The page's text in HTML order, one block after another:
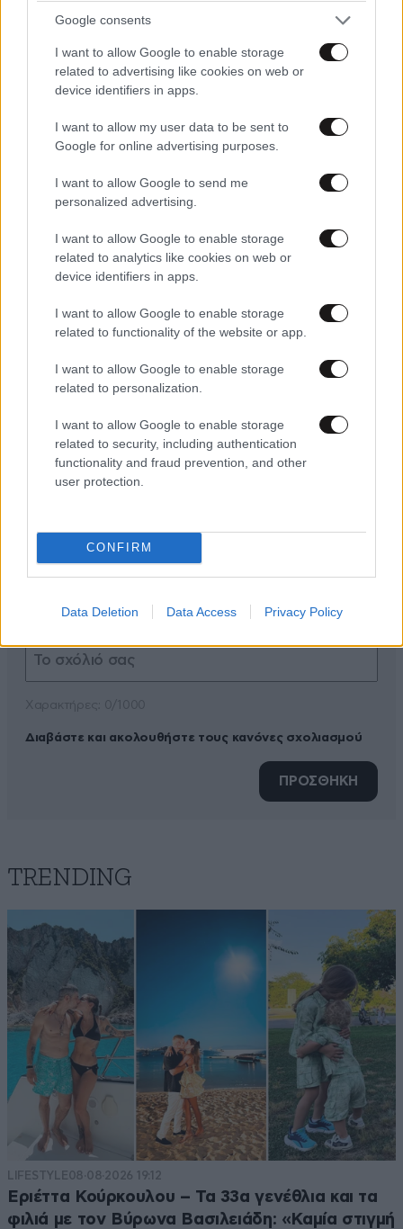
Google consents
I want to allow Google to enable storage
related to advertising like cookies on web or
device identifiers in apps.
I want to allow my user data to be sent to
Google for online advertising purposes.
I want to allow Google to send me
personalized advertising.
I want to allow Google to enable storage
related to analytics like cookies on web or
device identifiers in apps.
I want to allow Google to enable storage
related to functionality of the website or app.
I want to allow Google to enable storage
related to personalization.
I want to allow Google to enable storage
related to security, including authentication
functionality and fraud prevention, and other
user protection.
CONFIRM
Data Deletion Data Access Privacy Policy
και μάθετε πρώτοι όλες τις ειδήσεις
ΠΡΟΣΘΕΣΤΕ ΤΟ ΣΧΟΛΙΟ ΣΑΣ
Διαβάστε και ακολουθήστε τους κανόνες σχολιασμού
ΠΡΟΣΘΗΚΗ
TRENDING
LIFESTYLE08·08·2026 19:12
Εριέττα Κούρκουλου – Τα 33α γενέθλια και τα
φιλιά με τον Βύρωνα Βασιλειάδη: «Καμία στιγμή